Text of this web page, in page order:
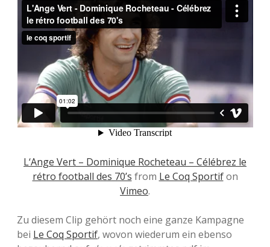
L‘Ange Vert – Dominique Rocheteau – Célébrez le
rétro football des 70’s from Le Coq Sportifon
Vimeo.
Zu diesem Clip gehört noch eine ganze Kampagne
bei Le Coq Sportif, wovon wiederum ein ebenso